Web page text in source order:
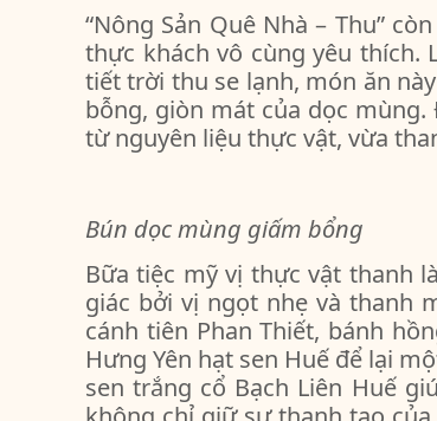
“Nông Sản Quê Nhà – Thu”
thực khách vô cùng yêu thích.
tiết trời thu se lạnh, món ăn
bỗng, giòn mát của dọc
từ nguyên liệu thực vật, vừa
Bún dọc mùng giấm bổng
Bữa tiệc mỹ vị thực vật thanh
giác bởi vị ngọt nhẹ và thanh
cánh tiên Phan Thiết, bánh
Hưng Yên hạt sen Huế để lại
sen trắng cổ Bạch Liên Huế